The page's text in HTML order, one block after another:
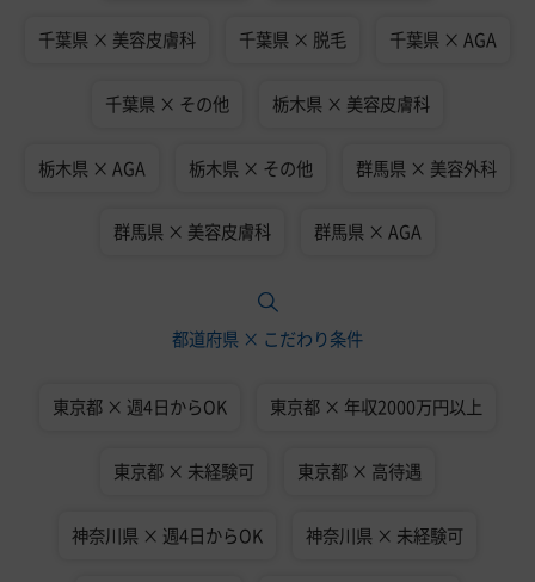
千葉県 × 美容皮膚科 千葉県 × 脱毛 千葉県 × AGA
千葉県 × その他 栃木県 × 美容皮膚科
栃木県 × AGA 栃木県 × その他 群馬県 × 美容外科
群馬県 × 美容皮膚科 群馬県 × AGA
都道府県 × こだわり条件
東京都 × 週4日からOK 東京都 × 年収2000万円以上
東京都 × 未経験可 東京都 × 高待遇
神奈川県 × 週4日からOK 神奈川県 × 未経験可